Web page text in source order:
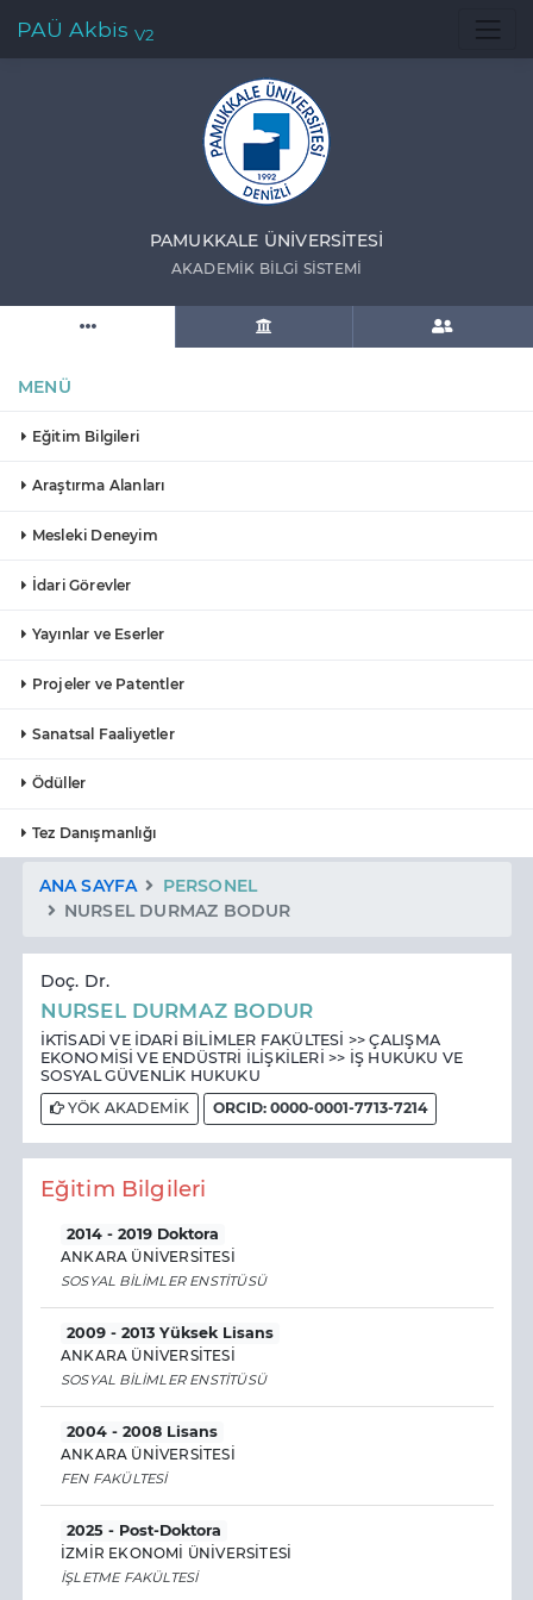
PAÜ Akbis V2
PAMUKKALE ÜNIVERSITESI
AKADEMIK BILGI SISTEMI
MENÜ
Eğitim Bilgileri
Araştırma Alanları
Mesleki Deneyim
İdari Görevler
Yayınlar ve Eserler
Projeler ve Patentler
Sanatsal Faaliyetler
Ödüller
Tez Danışmanlığı
ANA SAYFA
PERSONEL
NURSEL DURMAZ BODUR
Doç. Dr.
NURSEL DURMAZ BODUR
İKTİSADİ VE İDARİ BİLİMLER FAKÜLTESİ >> ÇALIŞMA
EKONOMİSİ VE ENDÜSTRİ İLİŞKİLERİ >> İŞ HUKUKU VE
SOSYAL GÜVENLİK HUKUKU
YÖK AKADEMİK
ORCID: 0000-0001-7713-7214
Eğitim Bilgileri
2014 - 2019 Doktora
ANKARA ÜNİVERSİTESİ
SOSYAL BİLİMLER ENSTİTÜSÜ
2009 - 2013 Yüksek Lisans
ANKARA ÜNİVERSİTESİ
SOSYAL BİLİMLER ENSTİTÜSÜ
2004 - 2008 Lisans
ANKARA ÜNİVERSİTESİ
FEN FAKÜLTESİ
2025 - Post-Doktora
İZMİR EKONOMİ ÜNİVERSİTESİ
İŞLETME FAKÜLTESİ